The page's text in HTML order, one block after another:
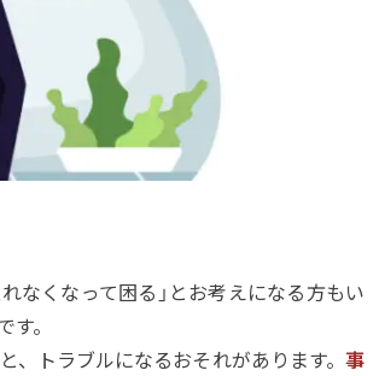
なくなって困る」とお考えになる方もい
。
トラブルになるおそれがあります。 事